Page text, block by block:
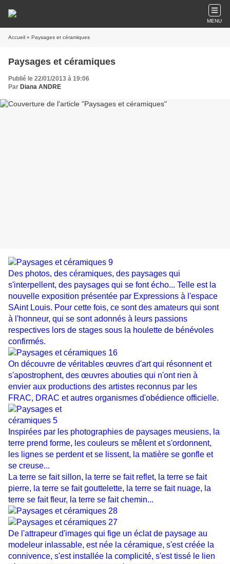
MENU
Accueil » Paysages et céramiques
Paysages et céramiques
Publié le 22/01/2013 à 19:06
Par Diana ANDRE
Des photos, des céramiques, des paysages qui
s'interpellent, des paysages qui se font écho... Telle est la
nouvelle exposition présentée par Expressions à l'espace
SAint Louis. Pour cette fois, ce sont des amateurs qui sont
à l'honneur, qui se sont adonnés à leurs passions
respectives lors de stages sous la houlette de bénévoles
confirmés.
On découvre de véritables œuvres d'art qui résonnent et
s'apostrophent, des œuvres abouties qui n'ont rien à
envier aux productions des artistes reconnus par les
FRAC, DRAC et autres organismes d'obédience officielle.
Inspirées par les photographies de paysages meusiens, la
terre prend forme, les couleurs se mêlent et s'ordonnent,
les lignes se perdent et se lissent, la matière se gonfle et
se creuse...
La terre se fait sillon, la terre se fait reflet, la terre se fait
pierre, la terre se fait gouttelette, la terre se fait nuage, la
terre se fait fleur, la terre se fait chemin...
De l'attrapeur d'images qui fige un éclat de paysage au
modeleur inlassable, est née la céramique, s'est créée la
connivence, s'est installée la complicité, s'est tissé le lien